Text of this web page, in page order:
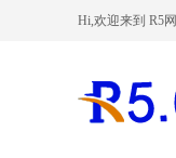
Hi,欢迎来到 R5网